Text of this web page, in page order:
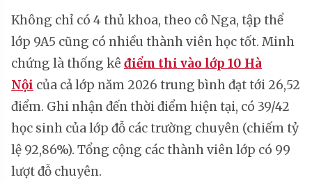
Không chỉ có 4 thủ khoa, theo cô Nga, tập thể
lớp 9A5 cũng có nhiều thành viên học tốt. Minh
chứng là thống kê điểm thi vào lớp 10 Hà
Nội của cả lớp năm 2026 trung bình đạt tới 26,52
điểm. Ghi nhận đến thời điểm hiện tại, có 39/42
học sinh của lớp đỗ các trường chuyên (chiếm tỷ
lệ 92,86%). Tổng cộng các thành viên lớp có 99
lượt đỗ chuyên.